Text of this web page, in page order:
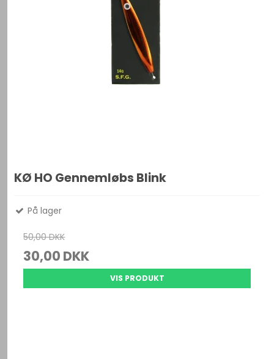
KØ HO Gennemløbs Blink
På lager
50,00 DKK
30,00 DKK
VIS PRODUKT